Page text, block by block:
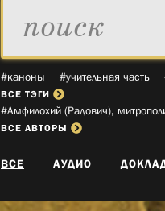
#каноны #учительная часть
ВСЕ ТЭГИ
#Амфилохий (Радович),
ВСЕ АВТОРЫ
ВСЕ АУДИО